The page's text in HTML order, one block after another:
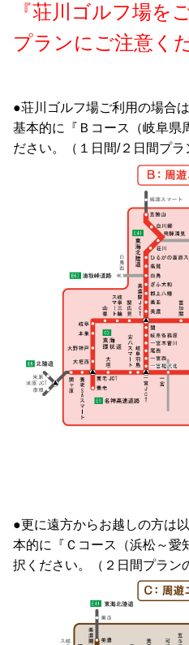
『荘川ゴルフ場を
プランにご注意く
●荘川ゴルフ場ご利用の場合
基本的に『Ｂコース（岐阜県
ださい。（１日間/２日間プラ
●更に遠方からお越しの方は
本的に『Ｃコース（浜松～愛
択ください。（２日間プラン